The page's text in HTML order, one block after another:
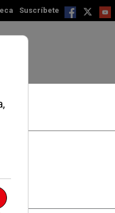
Suscríbete